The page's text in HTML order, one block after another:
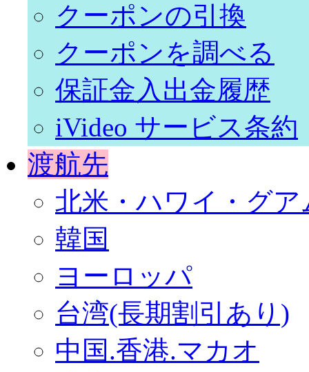
クーポンの引換
クーポンを調べる
保証金入出金履歴
iVideo サービス条約
渡航先
北米・ハワイ・グア
韓国
ヨーロッパ
台湾(長期割引あり)
中国.香港.マカオ